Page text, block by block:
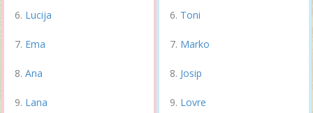
Lucija
Ema
Ana
Lana
Toni
Marko
Josip
Lovre